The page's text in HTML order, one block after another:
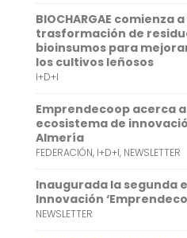
p
p
d
I
n
BIOCHARGAE comienza
trasformación de
bioinsumos para
los cultivos leñosos
I+D+I
Emprendecoop acerca
ecosistema de
Almería
FEDERACIÓN, I+D+I, NEWSLETTER
Inaugurada la segunda
Innovación
NEWSLETTER